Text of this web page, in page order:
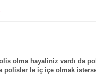
olma hayaliniz vardı da
polisler le iç içe olmak